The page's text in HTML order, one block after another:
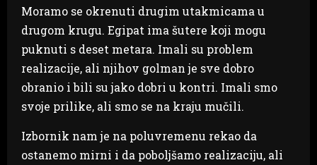
Moramo se okrenuti drugim utakmicama u
drugom krugu. Egipat ima šutere koji mogu
puknuti s deset metara. Imali su problem
realizacije, ali njihov golman je sve dobro
obranio i bili su jako dobri u kontri. Imali smo
svoje prilike, ali smo se na kraju mučili.
Izbornik nam je na poluvremenu rekao da
ostanemo mirni i da poboljšamo realizaciju, ali